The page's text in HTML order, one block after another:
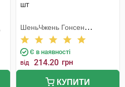
шт
ШеньЧжень Гонсен
Байоледжі Індастрі Ко. Лтд
Є в наявності
від 214.20 грн
КУПИТИ